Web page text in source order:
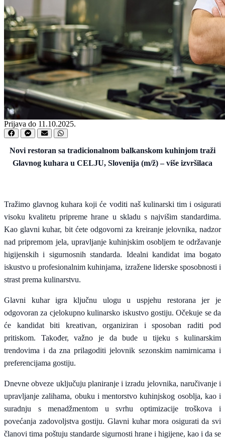
Prijava do 11.10.2025.
Novi restoran sa tradicionalnom balkanskom kuhinjom traži
Glavnog kuhara u CELJU, Slovenija (m/ž) – više izvršilaca
Tražimo glavnog kuhara koji će voditi naš kulinarski tim i osigurati
visoku kvalitetu pripreme hrane u skladu s najvišim standardima.
Kao glavni kuhar, bit ćete odgovorni za kreiranje jelovnika, nadzor
nad pripremom jela, upravljanje kuhinjskim osobljem te održavanje
higijenskih i sigurnosnih standarda. Idealni kandidat ima bogato
iskustvo u profesionalnim kuhinjama, izražene liderske sposobnosti i
strast prema kulinarstvu.
Glavni kuhar igra ključnu ulogu u uspjehu restorana jer je
odgovoran za cjelokupno kulinarsko iskustvo gostiju. Očekuje se da
će kandidat biti kreativan, organiziran i sposoban raditi pod
pritiskom. Također, važno je da bude u tijeku s kulinarskim
trendovima i da zna prilagoditi jelovnik sezonskim namirnicama i
preferencijama gostiju.
Dnevne obveze uključuju planiranje i izradu jelovnika, naručivanje i
upravljanje zalihama, obuku i mentorstvo kuhinjskog osoblja, kao i
suradnju s menadžmentom u svrhu optimizacije troškova i
povećanja zadovoljstva gostiju. Glavni kuhar mora osigurati da svi
članovi tima poštuju standarde sigurnosti hrane i higijene, kao i da se